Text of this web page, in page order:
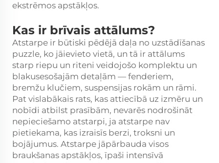
ekstrēmos apstākļos.
Kas ir brīvais attālums?
Atstarpe ir būtiski pēdējā daļa no uzstādīšanas
puzzle, ko jāievieto vietā, un tā ir attālums
starp riepu un riteni veidojošo komplektu un
blakusesošajām detaļām — fenderiem,
bremžu klučiem, suspensijas rokām un rāmi.
Pat vislabākais rats, kas attiecībā uz izmēru un
nobīdi atbilst prasībām, nevarēs nodrošināt
nepieciešamo atstarpi, ja atstarpe nav
pietiekama, kas izraisīs berzi, troksni un
bojājumus. Atstarpe jāpārbauda visos
braukšanas apstākļos, īpaši intensīvā